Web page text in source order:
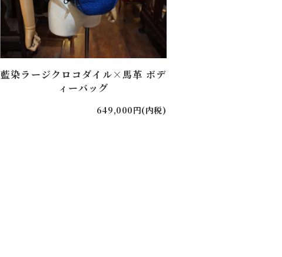
藍染ラージクロコダイル×馬革 ボデ
ィーバッグ
649,000円(内税)